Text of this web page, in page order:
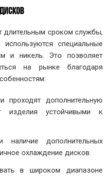
сроком службы,
специальные
и никель. Это позволяет
на рынке благодаря
проходят дополнительную
изделия устойчивыми к
дополнительных
охлаждение дисков.
в широком диапазоне